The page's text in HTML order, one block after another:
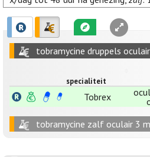
tobramycine druppels
specialiteit
Tobrex
tobramycine zalf oculair 3